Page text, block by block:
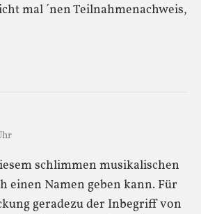
mal ´nen Teilnahmenachweis,
schlimmen musikalischen
einen Namen geben kann. Für
geradezu der Inbegriff von